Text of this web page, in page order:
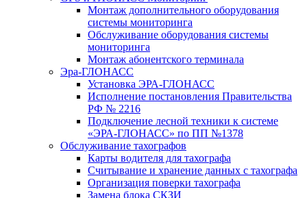
Монтаж дополнительного оборудования
системы мониторинга
Обслуживание оборудования системы
мониторинга
Монтаж абонентского терминала
Эра-ГЛОНАСС
Установка ЭРА-ГЛОНАСС
Исполнение постановления Правительства
РФ № 2216
Подключение лесной техники к системе
«ЭРА-ГЛОНАСС» по ПП №1378
Обслуживание тахографов
Карты водителя для тахографа
Считывание и хранение данных с тахографа
Организация поверки тахографа
Замена блока СКЗИ